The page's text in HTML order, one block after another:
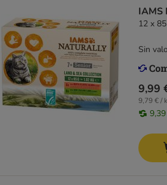
IAMS
12 x
9,99
9,79 € /
Sin